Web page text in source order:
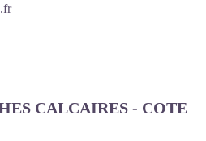
CALCAIRES - COTE